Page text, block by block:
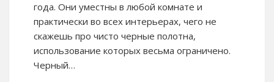
года. Они уместны в любой комнате и
практически во всех интерьерах, чего не
скажешь про чисто черные полотна,
использование которых весьма ограничено.
Черный…